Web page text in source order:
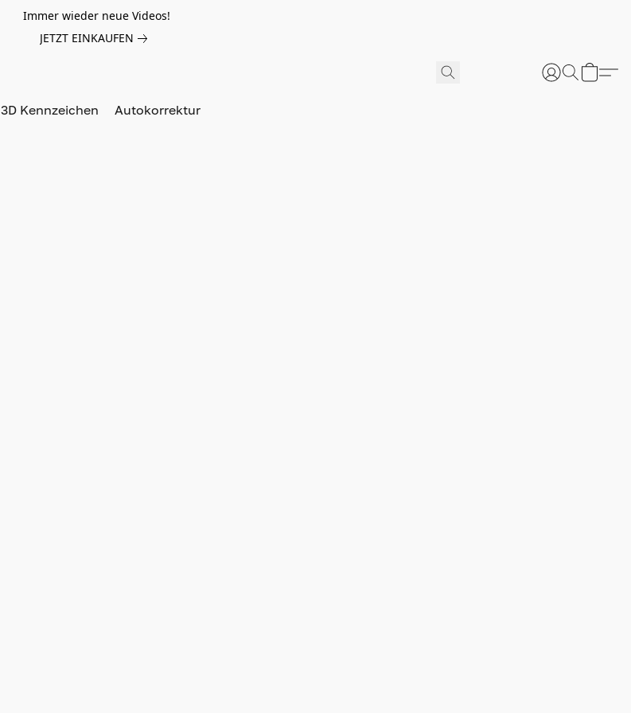
Immer wieder neue Videos!
JETZT EINKAUFEN
3D Kennzeichen Autokorrektur